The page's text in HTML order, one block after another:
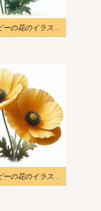
黄色いポピーの花のイラストのダウンロード
黄色いポピーの花のイラスト画像